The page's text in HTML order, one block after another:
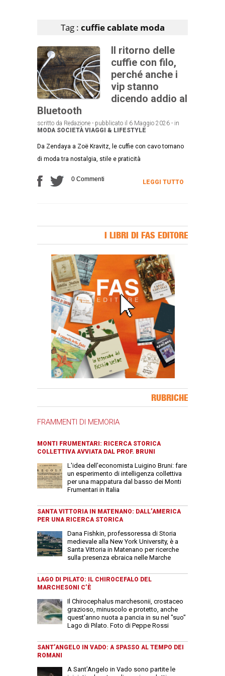
Tag : cuffie cablate moda
Il ritorno delle
cuffie con filo,
perché anche i
vip stanno
dicendo addio al
Bluetooth
scritto da Redazione - pubblicato il 6 Maggio 2026 - in
MODA SOCIETÀ VIAGGI & LIFESTYLE
Da Zendaya a Zoë Kravitz, le cuffie con cavo tornano
di moda tra nostalgia, stile e praticità
0 Commenti LEGGI TUTTO
I LIBRI DI FAS EDITORE
RUBRICHE
FRAMMENTI DI MEMORIA
MONTI FRUMENTARI: RICERCA STORICA
COLLETTIVA AVVIATA DAL PROF. BRUNI
L'idea dell'economista Luigino Bruni: fare
un esperimento di intelligenza collettiva
per una mappatura dal basso dei Monti
Frumentari in Italia
SANTA VITTORIA IN MATENANO: DALL’AMERICA
PER UNA RICERCA STORICA
Dana Fishkin, professoressa di Storia
medievale alla New York University, è a
Santa Vittoria in Matenano per ricerche
sulla presenza ebraica nelle Marche
LAGO DI PILATO: IL CHIROCEFALO DEL
MARCHESONI C’È
Il Chirocephalus marchesonii, crostaceo
grazioso, minuscolo e protetto, anche
quest'anno nuota a pancia in su nel "suo"
Lago di Pilato. Foto di Peppe Rossi
SANT’ANGELO IN VADO: A SPASSO AL TEMPO DEI
ROMANI
A Sant’Angelo in Vado sono partite le